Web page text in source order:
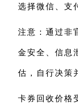
选择微信、支
注意：通过非
金安全、信息
估，自行决策
卡券回收价格